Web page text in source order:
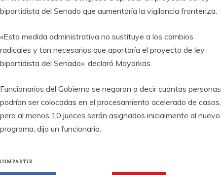
bipartidista del Senado que aumentaría la vigilancia fronteriza.
«Esta medida administrativa no sustituye a los cambios
radicales y tan necesarios que aportaría el proyecto de ley
bipartidista del Senado», declaró Mayorkas.
Funcionarios del Gobierno se negaron a decir cuántas personas
podrían ser colocadas en el procesamiento acelerado de casos,
pero al menos 10 jueces serán asignados inicialmente al nuevo
programa, dijo un funcionario.
COMPARTIR